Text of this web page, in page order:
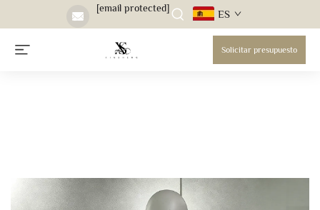
[email protected] ES
Solicitar presupuesto